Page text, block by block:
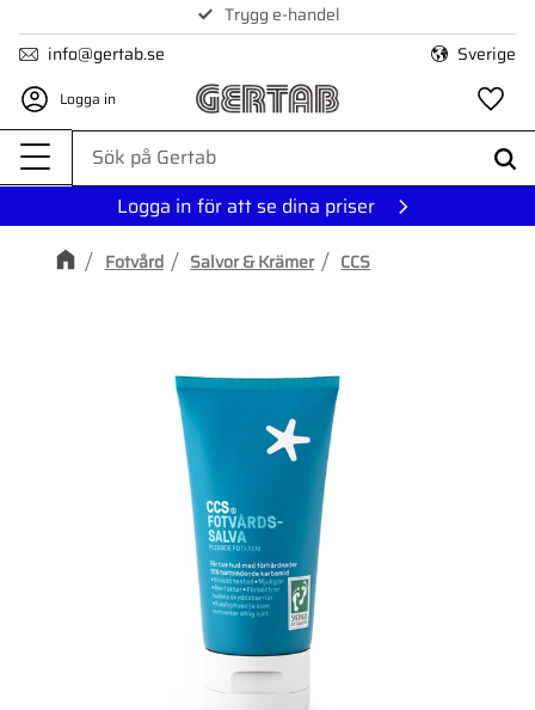
Meny
Trygg e-handel
info@gertab.se
Sverige
Logga in
Logga in för att se dina priser
Fotvård Salvor & Krämer CCS